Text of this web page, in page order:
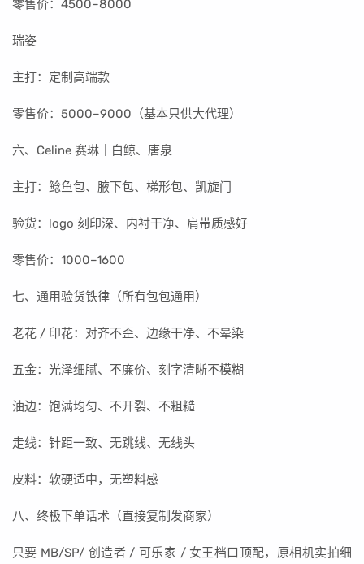
零售价：4500–8000
瑞姿
主打：定制高端款
零售价：5000–9000（基本只供大代理）
六、Celine 赛琳｜白鲸、唐泉
主打：鲶鱼包、腋下包、梯形包、凯旋门
验货：logo 刻印深、内衬干净、肩带质感好
零售价：1000–1600
七、通用验货铁律（所有包包通用）
老花 / 印花：对齐不歪、边缘干净、不晕染
五金：光泽细腻、不廉价、刻字清晰不模糊
油边：饱满均匀、不开裂、不粗糙
走线：针距一致、无跳线、无线头
皮料：软硬适中，无塑料感
八、终极下单话术（直接复制发商家）
只要 MB/SP/ 创造者 / 可乐家 / 女王档口顶配，原相机实拍细